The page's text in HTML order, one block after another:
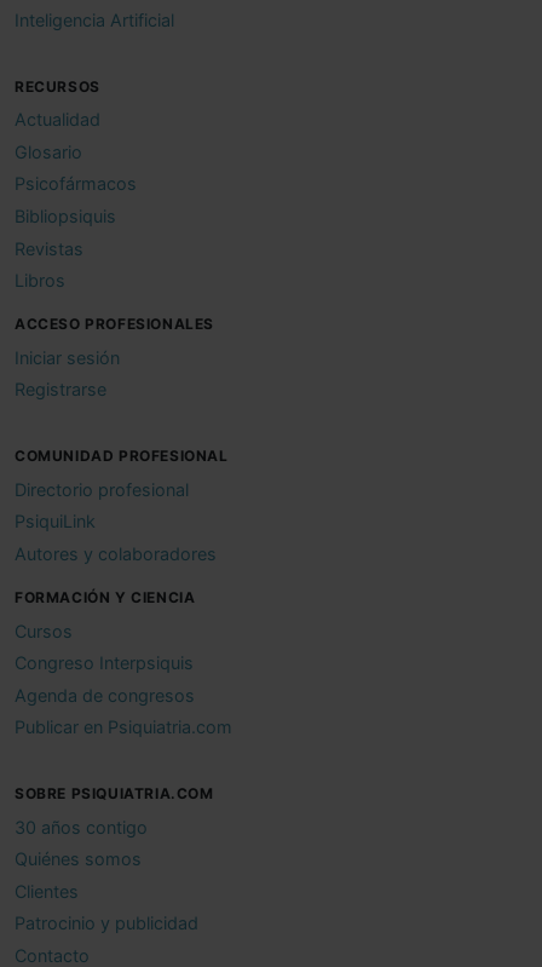
Inteligencia Artificial
RECURSOS
Actualidad
Glosario
Psicofármacos
Bibliopsiquis
Revistas
Libros
ACCESO PROFESIONALES
Iniciar sesión
Registrarse
COMUNIDAD PROFESIONAL
Directorio profesional
PsiquiLink
Autores y colaboradores
FORMACIÓN Y CIENCIA
Cursos
Congreso Interpsiquis
Agenda de congresos
Publicar en Psiquiatria.com
SOBRE PSIQUIATRIA.COM
30 años contigo
Quiénes somos
Clientes
Patrocinio y publicidad
Contacto